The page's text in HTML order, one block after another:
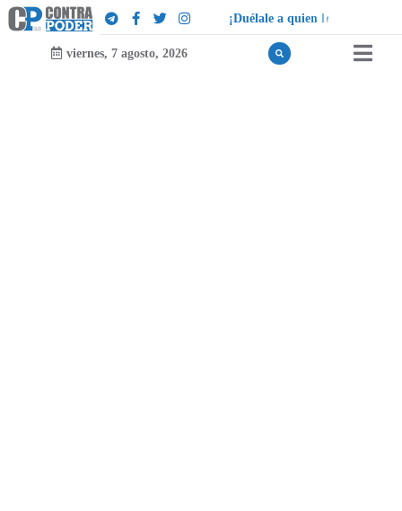
¡Duélale a quien l e
viernes, 7 agosto, 2026